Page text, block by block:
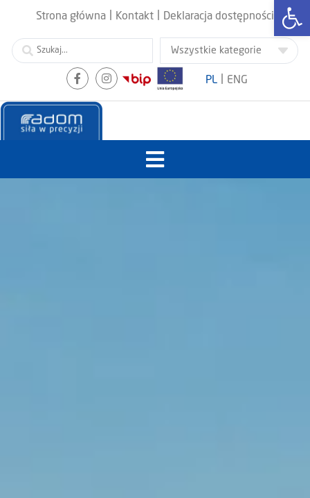
Strona główna Kontakt Deklaracja dostępności
PL ENG